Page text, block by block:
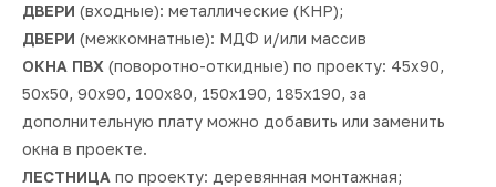
ДВЕРИ (входные): металлические (КНР);
ДВЕРИ (межкомнатные): МДФ и/или массив
ОКНА ПВХ (поворотно-откидные) по проекту: 45х90,
50х50, 90х90, 100х80, 150х190, 185х190, за
дополнительную плату можно добавить или заменить
окна в проекте.
ЛЕСТНИЦА по проекту: деревянная монтажная;